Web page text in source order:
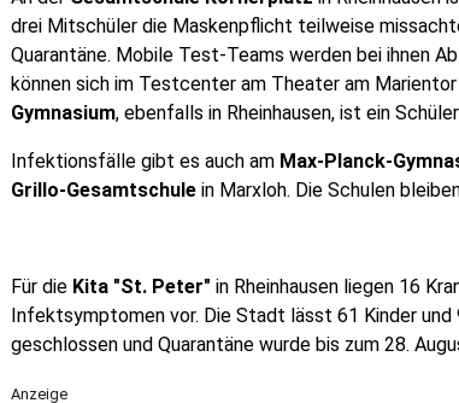
drei Mitschüler die Maskenpflicht teilweise
Quarantäne. Mobile Test-Teams werden bei ihnen
können sich im Testcenter am Theater am
Gymnasium, ebenfalls in Rheinhausen, ist ein
Infektionsfälle gibt es auch am Max-Planck-
Grillo-Gesamtschule in Marxloh. Die Schulen
Für die Kita "St. Peter" in Rheinhausen liegen 16
Infektsymptomen vor. Die Stadt lässt 61 Kinder
geschlossen und Quarantäne wurde bis zum 28.
Anzeige